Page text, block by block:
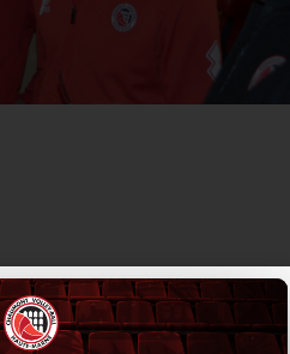
certain de « découvrir » les